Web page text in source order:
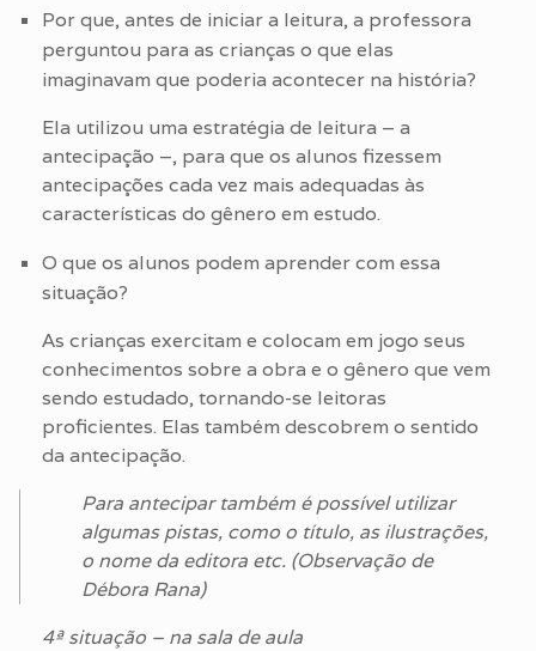
Por que, antes de iniciar a leitura, a professora
perguntou para as crianças o que elas
imaginavam que poderia acontecer na história?
Ela utilizou uma estratégia de leitura – a
antecipação –, para que os alunos fizessem
antecipações cada vez mais adequadas às
características do gênero em estudo.
O que os alunos podem aprender com essa
situação?
As crianças exercitam e colocam em jogo seus
conhecimentos sobre a obra e o gênero que vem
sendo estudado, tornando-se leitoras
proficientes. Elas também descobrem o sentido
da antecipação.
Para antecipar também é possível utilizar
algumas pistas, como o título, as ilustrações,
o nome da editora etc. (Observação de
Débora Rana)
4ª situação – na sala de aula